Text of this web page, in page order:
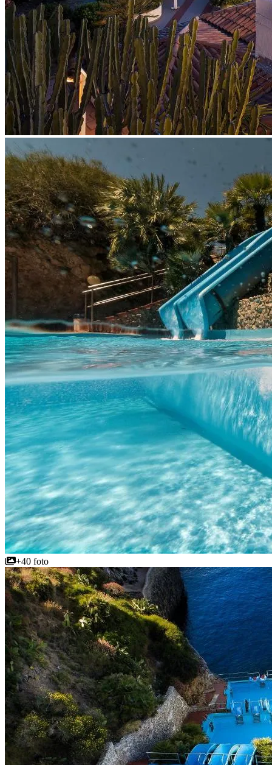
+40 foto